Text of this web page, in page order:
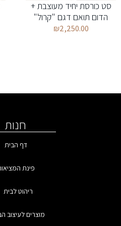
סט כורסת יחיד מעוצבת +
הדום תואם דגם "קרול"
₪2,250.00
חנות
דף הבית
פינת
ריהוט לבית
מוצרים לעיצוב